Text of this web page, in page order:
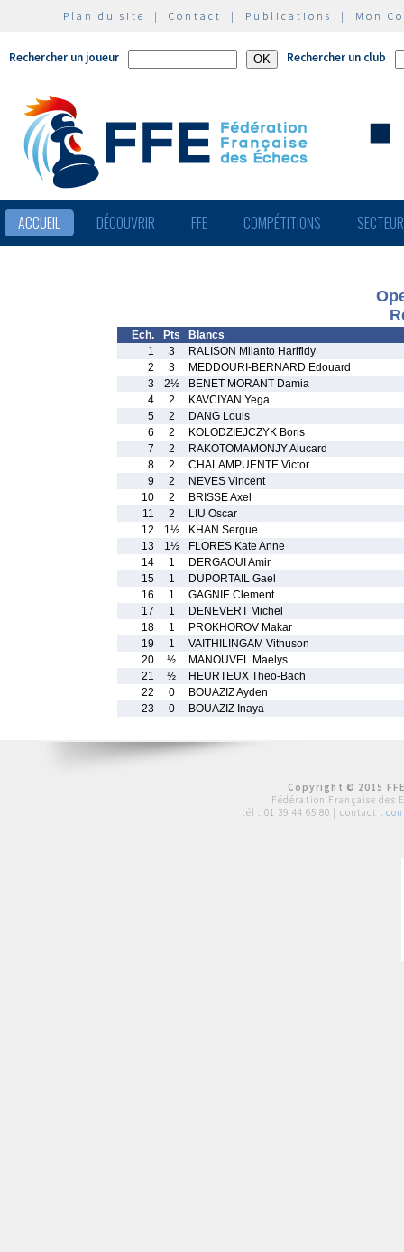
Plan du site | Contact | Publications | Mon
Rechercher un joueur Rechercher un club
ACCUEIL DÉCOUVRIR FFE COMPÉTITIONS
Ech. Pts
Blancs
1
3
RALISON Milanto Harifidy
2
3
MEDDOURI-BERNARD Edouard
3
2½
BENET MORANT Damia
4
2
KAVCIYAN Yega
5
2
DANG Louis
6
2
KOLODZIEJCZYK Boris
7
2
RAKOTOMAMONJY Alucard
8
2
CHALAMPUENTE Victor
9
2
NEVES Vincent
10
2
BRISSE Axel
11
2
LIU Oscar
12
1½
KHAN Sergue
13
1½
FLORES Kate Anne
14
1
DERGAOUI Amir
15
1
DUPORTAIL Gael
16
1
GAGNIE Clement
17
1
DENEVERT Michel
18
1
PROKHOROV Makar
19
1
VAITHILINGAM Vithuson
20
½
MANOUVEL Maelys
21
½
HEURTEUX Theo-Bach
22
0
BOUAZIZ Ayden
23
0 BOUAZIZ Inaya
Copyright © 2015
Fédération Française des
tél : 01 39 44 65 80 | contact :